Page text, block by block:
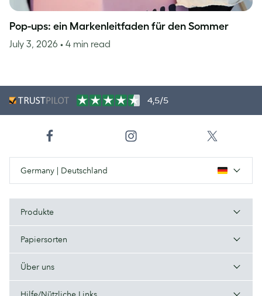
Pop-ups: ein Markenleitfaden für den Sommer
July 3, 2026 • 4 min read
4,5/5
Germany | Deutschland
Produkte
Papiersorten
Über uns